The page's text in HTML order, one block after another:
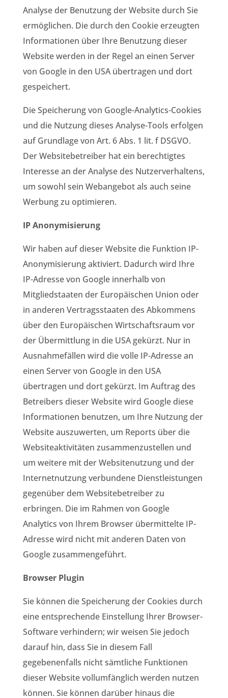
Analyse der Benutzung der Website durch Sie
ermöglichen. Die durch den Cookie erzeugten
Informationen über Ihre Benutzung dieser
Website werden in der Regel an einen Server
von Google in den USA übertragen und dort
gespeichert.
Die Speicherung von Google-Analytics-Cookies
und die Nutzung dieses Analyse-Tools erfolgen
auf Grundlage von Art. 6 Abs. 1 lit. f DSGVO.
Der Websitebetreiber hat ein berechtigtes
Interesse an der Analyse des Nutzerverhaltens,
um sowohl sein Webangebot als auch seine
Werbung zu optimieren.
IP Anonymisierung
Wir haben auf dieser Website die Funktion IP-
Anonymisierung aktiviert. Dadurch wird Ihre
IP-Adresse von Google innerhalb von
Mitgliedstaaten der Europäischen Union oder
in anderen Vertragsstaaten des Abkommens
über den Europäischen Wirtschaftsraum vor
der Übermittlung in die USA gekürzt. Nur in
Ausnahmefällen wird die volle IP-Adresse an
einen Server von Google in den USA
übertragen und dort gekürzt. Im Auftrag des
Betreibers dieser Website wird Google diese
Informationen benutzen, um Ihre Nutzung der
Website auszuwerten, um Reports über die
Websiteaktivitäten zusammenzustellen und
um weitere mit der Websitenutzung und der
Internetnutzung verbundene Dienstleistungen
gegenüber dem Websitebetreiber zu
erbringen. Die im Rahmen von Google
Analytics von Ihrem Browser übermittelte IP-
Adresse wird nicht mit anderen Daten von
Google zusammengeführt.
Browser Plugin
Sie können die Speicherung der Cookies durch
eine entsprechende Einstellung Ihrer Browser-
Software verhindern; wir weisen Sie jedoch
darauf hin, dass Sie in diesem Fall
gegebenenfalls nicht sämtliche Funktionen
dieser Website vollumfänglich werden nutzen
können. Sie können darüber hinaus die